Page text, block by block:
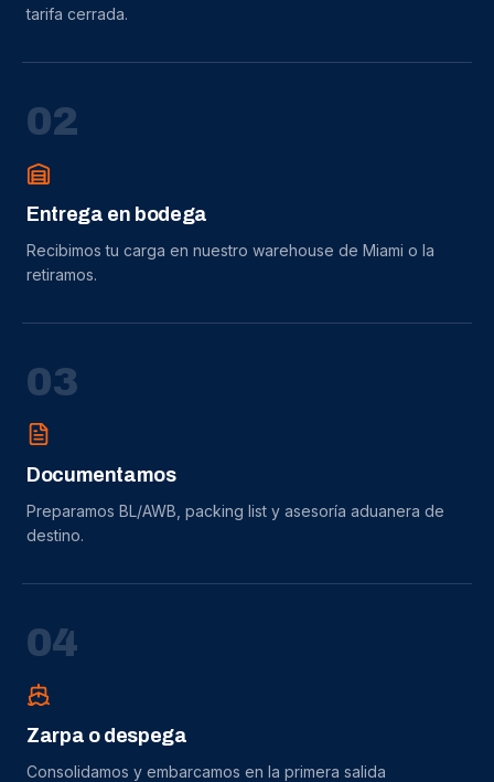
tarifa cerrada.
02
Entrega en bodega
Recibimos tu carga en nuestro warehouse de Miami o la
retiramos.
03
Documentamos
Preparamos BL/AWB, packing list y asesoría aduanera de
destino.
04
Zarpa o despega
Consolidamos y embarcamos en la primera salida